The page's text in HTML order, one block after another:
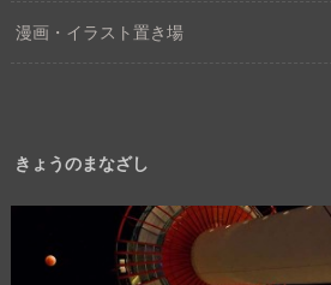
漫画・イラスト置き場
きょうのまなざし